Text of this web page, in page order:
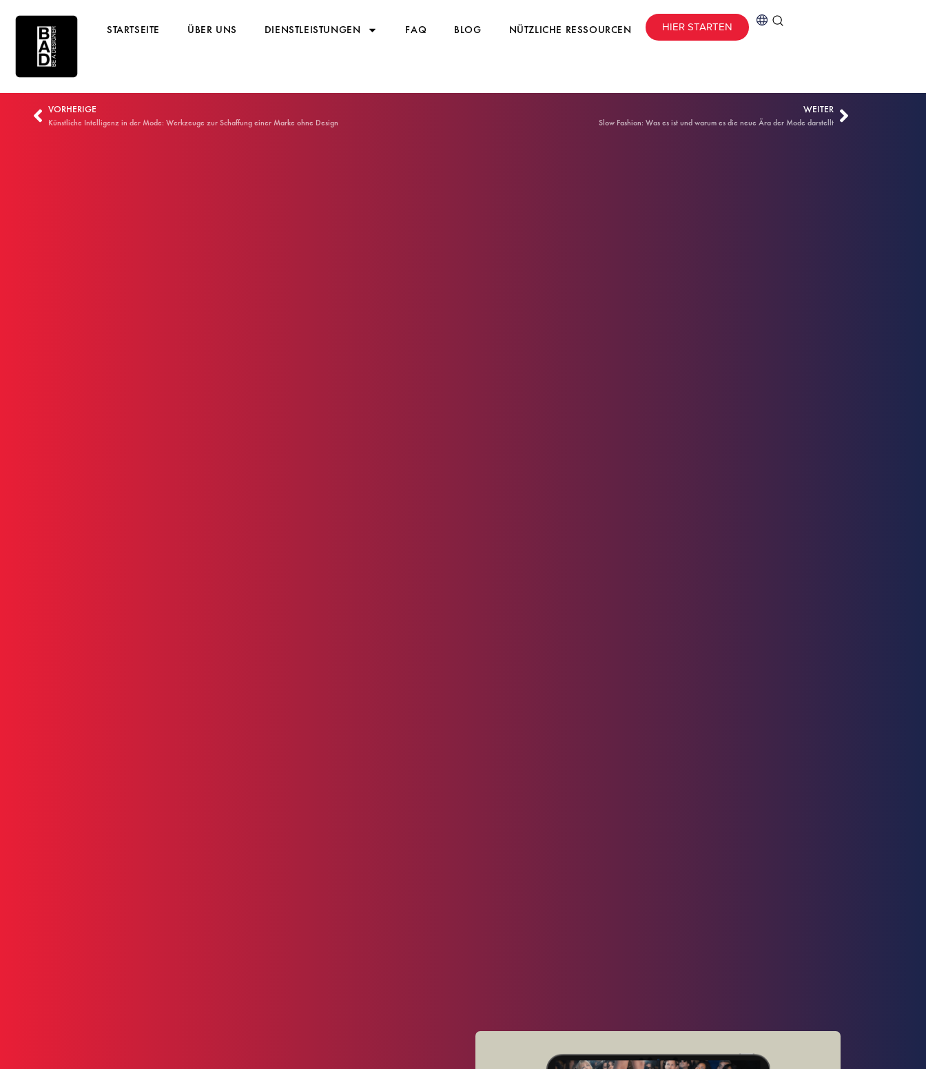
STARTSEITE ÜBER UNS DIENSTLEISTUNGEN FAQ BLOG NÜTZLICHE RESSOURCEN HIER STARTEN
VORHERIGE
Künstliche Intelligenz in der Mode: Werkzeuge zur Schaffung einer Marke ohne Design
WEITER
Slow Fashion: Was es ist und warum es die neue Ära der Mode darstellt